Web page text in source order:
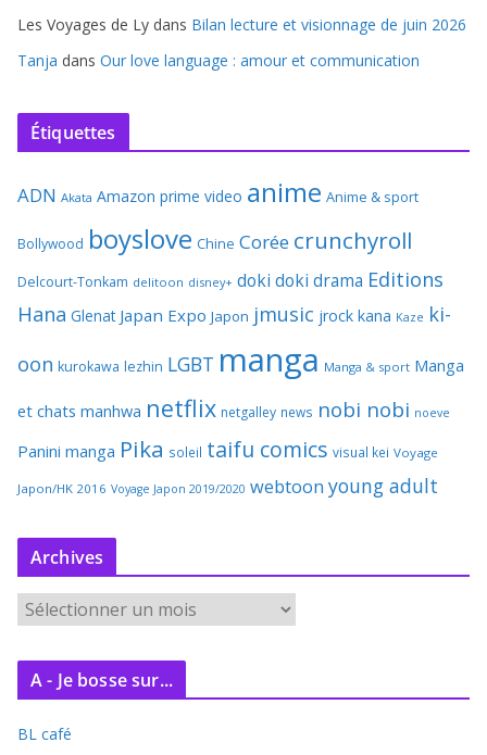
Les Voyages de Ly dans Bilan lecture et visionnage de juin 2026
Tanja dans Our love language : amour et communication
Étiquettes
ADN Akata Amazon prime video anime Anime & sport
Bollywood boyslove Chine Corée crunchyroll
Delcourt-Tonkam delitoon disney+ doki doki drama Editions
Hana Glenat Japan Expo Japon jmusic jrock kana Kaze ki-
oon kurokawa lezhin LGBT manga Manga & sport Manga
et chats manhwa netflix netgalley news nobi nobi noeve
Panini manga Pika soleil taifu comics visual kei Voyage
Japon/HK 2016 Voyage Japon 2019/2020 webtoon young adult
Archives
r
c
v
A - Je bosse sur...
BL café